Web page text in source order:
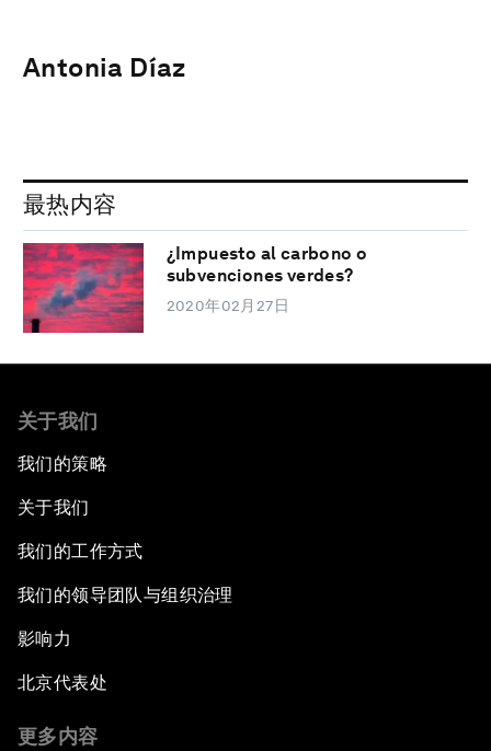
Antonia Díaz
最热内容
¿Impuesto al carbono o
subvenciones verdes?
2020年02月27日
关于我们
我们的策略
关于我们
我们的工作方式
我们的领导团队与组织治理
影响力
北京代表处
更多内容